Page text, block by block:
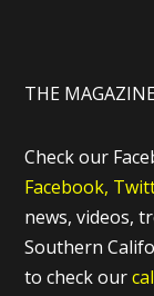
THE
Check our
Facebook,
news, videos,
Southern
to check our